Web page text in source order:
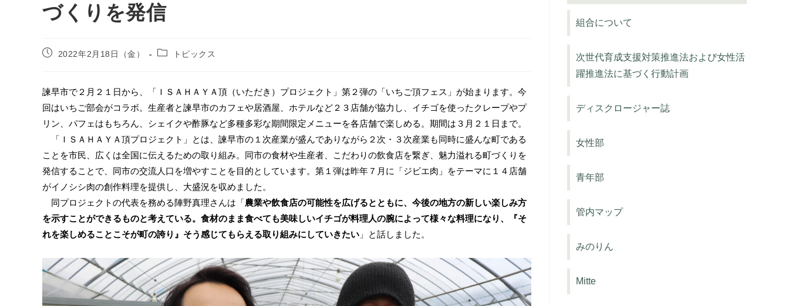
づくりを発信
2022年2月18日（金） トピックス
諫早市で２月２１日から、「ＩＳＡＨＡＹＡ頂（いただき）プロジェクト」第２弾の「いちご頂フェス」が始まります。今
回はいちご部会がコラボ。生産者と諫早市のカフェや居酒屋、ホテルなど２３店舗が協力し、イチゴを使ったクレープやプ
リン、パフェはもちろん、シェイクや酢豚など多種多彩な期間限定メニューを各店舗で楽しめる。期間は３月２１日まで。
「ＩＳＡＨＡＹＡ頂プロジェクト」とは、諫早市の１次産業が盛んでありながら２次・３次産業も同時に盛んな町である
ことを市民、広くは全国に伝えるための取り組み。同市の食材や生産者、こだわりの飲食店を繋ぎ、魅力溢れる町づくりを
発信することで、同市の交流人口を増やすことを目的としています。第１弾は昨年７月に「ジビエ肉」をテーマに１４店舗
がイノシシ肉の創作料理を提供し、大盛況を収めました。
同プロジェクトの代表を務める陣野真理さんは「農業や飲食店の可能性を広げるとともに、今後の地方の新しい楽しみ方
を示すことができるものと考えている。食材のまま食べても美味しいイチゴが料理人の腕によって様々な料理になり、『そ
れを楽しめることこそが町の誇り』そう感じてもらえる取り組みにしていきたい 」と話しました。
組合について
次世代育成支援対策推進法および女性活
躍推進法に基づく行動計画
ディスクロージャー誌
女性部
青年部
管内マップ
みのりん
Mitte